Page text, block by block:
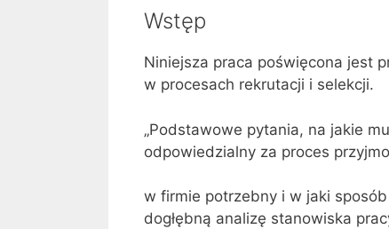
Wstęp
Niniejsza praca poświęcona jest
w procesach rekrutacji i selekcji.
„Podstawowe pytania, na jakie
odpowiedzialny za proces
w firmie potrzebny i w jaki sposób
dogłębną analizę stanowiska